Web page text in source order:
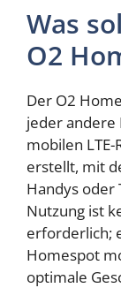
Was
O2
Der O2
jeder andere
mobilen
erstellt, mit
Handys oder
Nutzung ist
erforderlich;
Homespot
optimale